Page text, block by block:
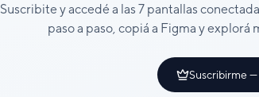
Suscribite y accedé a las 7pantallas
paso a paso, copiá a Figma y
Suscribirme —